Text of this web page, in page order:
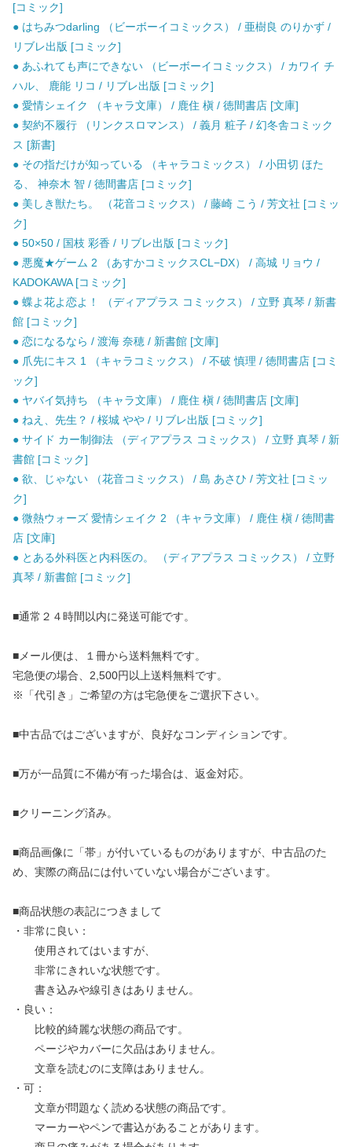
[コミック]
● はちみつdarling （ビーボーイコミックス） / 亜樹良 のりかず /
リブレ出版 [コミック]
● あふれても声にできない （ビーボーイコミックス） / カワイ チ
ハル、 鹿能 リコ / リブレ出版 [コミック]
● 愛情シェイク （キャラ文庫） / 鹿住 槇 / 徳間書店 [文庫]
● 契約不履行 （リンクスロマンス） / 義月 粧子 / 幻冬舎コミック
ス [新書]
● その指だけが知っている （キャラコミックス） / 小田切 ほた
る、 神奈木 智 / 徳間書店 [コミック]
● 美しき獣たち。 （花音コミックス） / 藤崎 こう / 芳文社 [コミッ
ク]
● 50×50 / 国枝 彩香 / リブレ出版 [コミック]
● 悪魔★ゲーム 2 （あすかコミックスCL−DX） / 高城 リョウ /
KADOKAWA [コミック]
● 蝶よ花よ恋よ！ （ディアプラス コミックス） / 立野 真琴 / 新書
館 [コミック]
● 恋になるなら / 渡海 奈穂 / 新書館 [文庫]
● 爪先にキス 1 （キャラコミックス） / 不破 慎理 / 徳間書店 [コミ
ック]
● ヤバイ気持ち （キャラ文庫） / 鹿住 槇 / 徳間書店 [文庫]
● ねえ、先生？ / 桜城 やや / リブレ出版 [コミック]
● サイド カー制御法 （ディアプラス コミックス） / 立野 真琴 / 新
書館 [コミック]
● 欲、じゃない （花音コミックス） / 島 あさひ / 芳文社 [コミッ
ク]
● 微熱ウォーズ 愛情シェイク 2 （キャラ文庫） / 鹿住 槇 / 徳間書
店 [文庫]
● とある外科医と内科医の。 （ディアプラス コミックス） / 立野
真琴 / 新書館 [コミック]
■通常２４時間以内に発送可能です。
■メール便は、１冊から送料無料です。
宅急便の場合、2,500円以上送料無料です。
※「代引き」ご希望の方は宅急便をご選択下さい。
■中古品ではございますが、良好なコンディションです。
■万が一品質に不備が有った場合は、返金対応。
■クリーニング済み。
■商品画像に「帯」が付いているものがありますが、中古品のた
め、実際の商品には付いていない場合がございます。
■商品状態の表記につきまして
・非常に良い：
使用されてはいますが、
非常にきれいな状態です。
書き込みや線引きはありません。
・良い：
比較的綺麗な状態の商品です。
ページやカバーに欠品はありません。
文章を読むのに支障はありません。
・可：
文章が問題なく読める状態の商品です。
マーカーやペンで書込があることがあります。